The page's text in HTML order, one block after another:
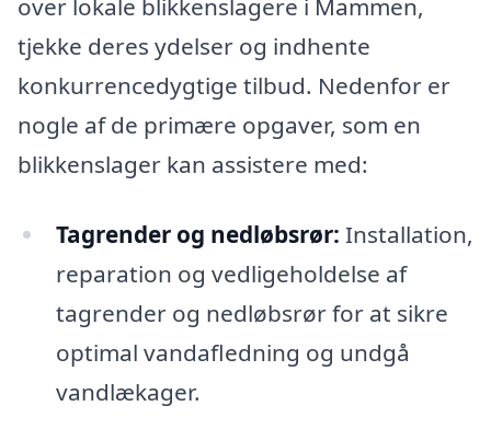
over lokale blikkenslagere i Mammen,
tjekke deres ydelser og indhente
konkurrencedygtige tilbud. Nedenfor er
nogle af de primære opgaver, som en
blikkenslager kan assistere med:
Tagrender og nedløbsrør: Installation,
reparation og vedligeholdelse af
tagrender og nedløbsrør for at sikre
optimal vandafledning og undgå
vandlækager.